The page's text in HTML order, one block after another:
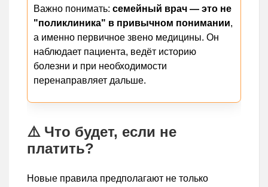
Важно понимать: семейный врач — это не
"поликлиника" в привычном понимании,
а именно первичное звено медицины. Он
наблюдает пациента, ведёт историю
болезни и при необходимости
перенаправляет дальше.
⚠️ Что будет, если не
платить?
Новые правила предполагают не только